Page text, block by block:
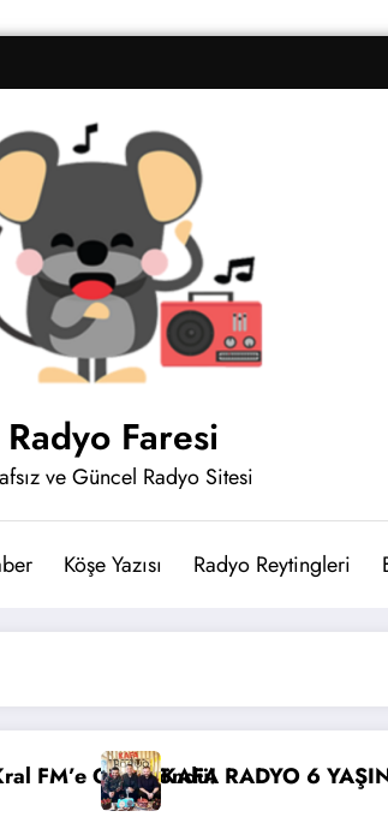
Radyo Faresi
ve Güncel Radyo Sitesi
Köşe Yazısı Radyo Reytingleri
6 YAŞINDA! İBB Başkanı